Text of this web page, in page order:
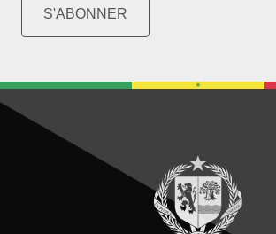
S'ABONNER